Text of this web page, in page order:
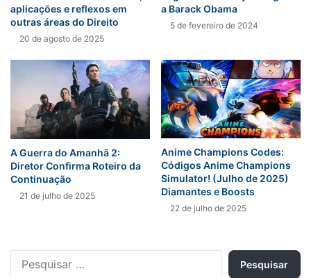
aplicações e reflexos em
outras áreas do Direito
20 de agosto de 2025
a Barack Obama
5 de fevereiro de 2024
A Guerra do Amanhã 2:
Diretor Confirma Roteiro da
Continuação
21 de julho de 2025
Anime Champions Codes:
Códigos Anime Champions
Simulator! (Julho de 2025)
Diamantes e Boosts
22 de julho de 2025
Pesquisar
por: